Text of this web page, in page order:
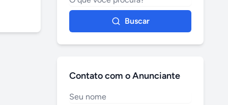
Buscar
Contato com o Anunciante